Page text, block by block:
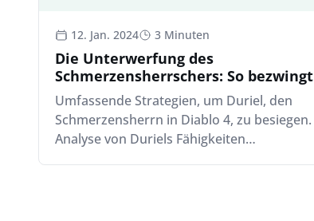
12. Jan. 2024 3 Minuten
Die Unterwerfung des
Schmerzensherrschers: So bezwingt
man Duriel in Diablo 4
Umfassende Strategien, um Duriel, den
Schmerzensherrn in Diablo 4, zu besiegen.
Analyse von Duriels Fähigkeiten…